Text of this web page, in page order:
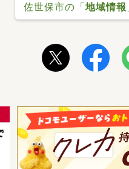
佐世保市の「地域情報